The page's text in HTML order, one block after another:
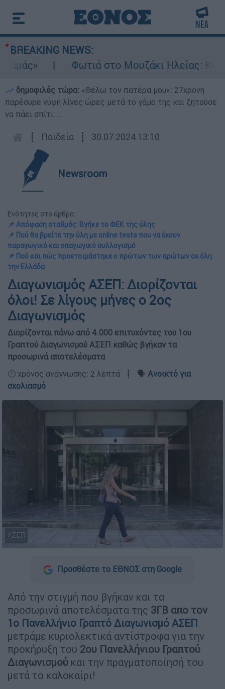
BREAKING NEWS:
Φωτιά στο Μουζάκι Ηλείας: Κοντά
δημοφιλές τώρα: «Θέλω τον πατέρα μου»: 27χρονη
παρέσυρε νύφη λίγες ώρες μετά το γάμο της και ζητούσε
να πάει σπίτι...
┋ Παιδεία ┋ 30.07.2024 13:10
Newsroom
Ενότητες στο άρθρο:
📌 Απόφαση σταθμός: Βγήκε το ΦΕΚ της ύλης
📌 Πού θα βρείτε την ύλη με online tests που να έχουν
παραγωγικό και επαγωγικό συλλογισμό
📌 Πού και πώς προετοιμάστηκε ο πρώτων των πρώτων σε όλη
την Ελλάδα
Διαγωνισμός ΑΣΕΠ: Διορίζονται
όλοι! Σε λίγους μήνες ο 2ος
Διαγωνισμός
Διορίζονται πάνω από 4.000 επιτυχόντες του 1ου
Γραπτού Διαγωνισμού ΑΣΕΠ καθώς βγήκαν τα
προσωρινά αποτελέσματα
🕛 χρόνος ανάγνωσης: 2 λεπτά ┋ 🗣️ Ανοικτό για
σχολιασμό
ΑΣΕΠ
Προσθέστε το ΕΘΝΟΣ στη Google
Aπό την στιγμή που βγήκαν και τα
προσωρινά αποτελέσματα της 3ΓΒ απο τον
1ο Πανελλήνιο Γραπτό Διαγωνισμό ΑΣΕΠ
μετράμε κυριολεκτικά αντίστροφα για την
προκήρυξη του 2ου Πανελλήνιου Γραπτού
Διαγωνισμού και την πραγματοποίησή του
μετά το καλοκαίρι!